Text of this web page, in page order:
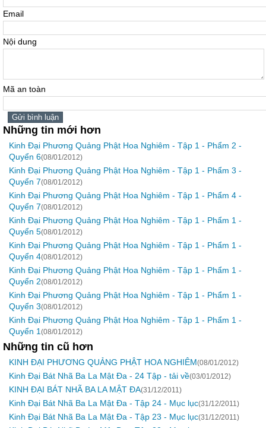
Email
Nội dung
Mã an toàn
Những tin mới hơn
Kinh Đại Phương Quảng Phật Hoa Nghiêm - Tập 1 - Phẩm 2 -
Quyển 6(08/01/2012)
Kinh Đại Phương Quảng Phật Hoa Nghiêm - Tập 1 - Phẩm 3 -
Quyển 7(08/01/2012)
Kinh Đại Phương Quảng Phật Hoa Nghiêm - Tập 1 - Phẩm 4 -
Quyển 7(08/01/2012)
Kinh Đại Phương Quảng Phật Hoa Nghiêm - Tập 1 - Phẩm 1 -
Quyển 5(08/01/2012)
Kinh Đại Phương Quảng Phật Hoa Nghiêm - Tập 1 - Phẩm 1 -
Quyển 4(08/01/2012)
Kinh Đại Phương Quảng Phật Hoa Nghiêm - Tập 1 - Phẩm 1 -
Quyển 2(08/01/2012)
Kinh Đại Phương Quảng Phật Hoa Nghiêm - Tập 1 - Phẩm 1 -
Quyển 3(08/01/2012)
Kinh Đại Phương Quảng Phật Hoa Nghiêm - Tập 1 - Phẩm 1 -
Quyển 1 (08/01/2012)
Những tin cũ hơn
KINH ÐẠI PHƯƠNG QUẢNG PHẬT HOA NGHIÊM(08/01/2012)
Kinh Đại Bát Nhã Ba La Mật Đa - 24 Tập - tải về(03/01/2012)
KINH ĐẠI BÁT NHÃ BA LA MẬT ĐA(31/12/2011)
Kinh Đại Bát Nhã Ba La Mật Đa - Tập 24 - Mục lục(31/12/2011)
Kinh Đại Bát Nhã Ba La Mật Đa - Tập 23 - Mục lục(31/12/2011)